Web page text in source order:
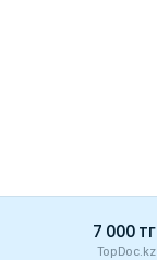
7 000 тг
TopDoc.kz